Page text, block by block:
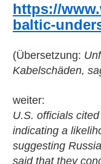
https://
baltic-
(Übersetzung:
Kabelschäden,
weiter:
U.S. officials
indicating a
suggesting
said that they